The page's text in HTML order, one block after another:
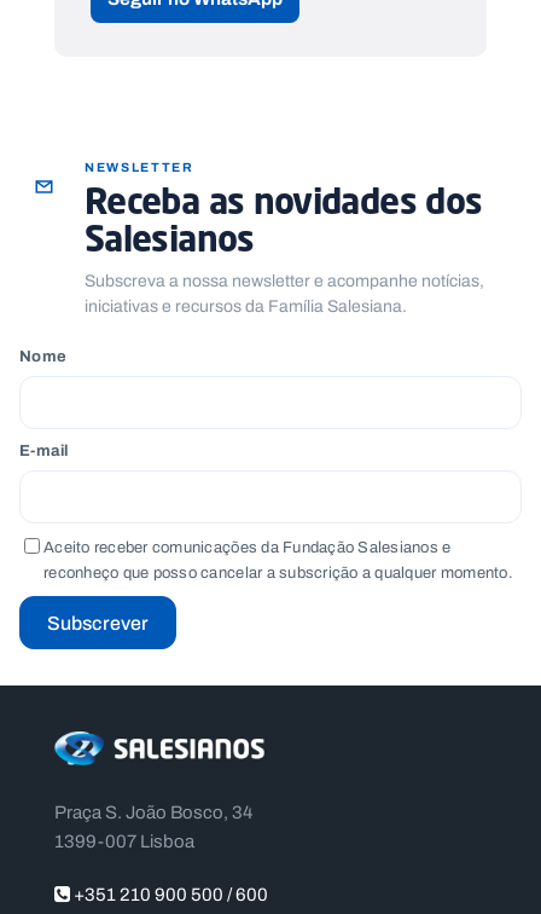
NEWSLETTER
Receba as novidades dos
Salesianos
Subscreva a nossa newsletter e acompanhe notícias,
iniciativas e recursos da Família Salesiana.
Nome
E-mail
Aceito receber comunicações da Fundação Salesianos e
reconheço que posso cancelar a subscrição a qualquer momento.
Subscrever
Praça S. João Bosco, 34
1399-007 Lisboa
+351 210 900 500 / 600